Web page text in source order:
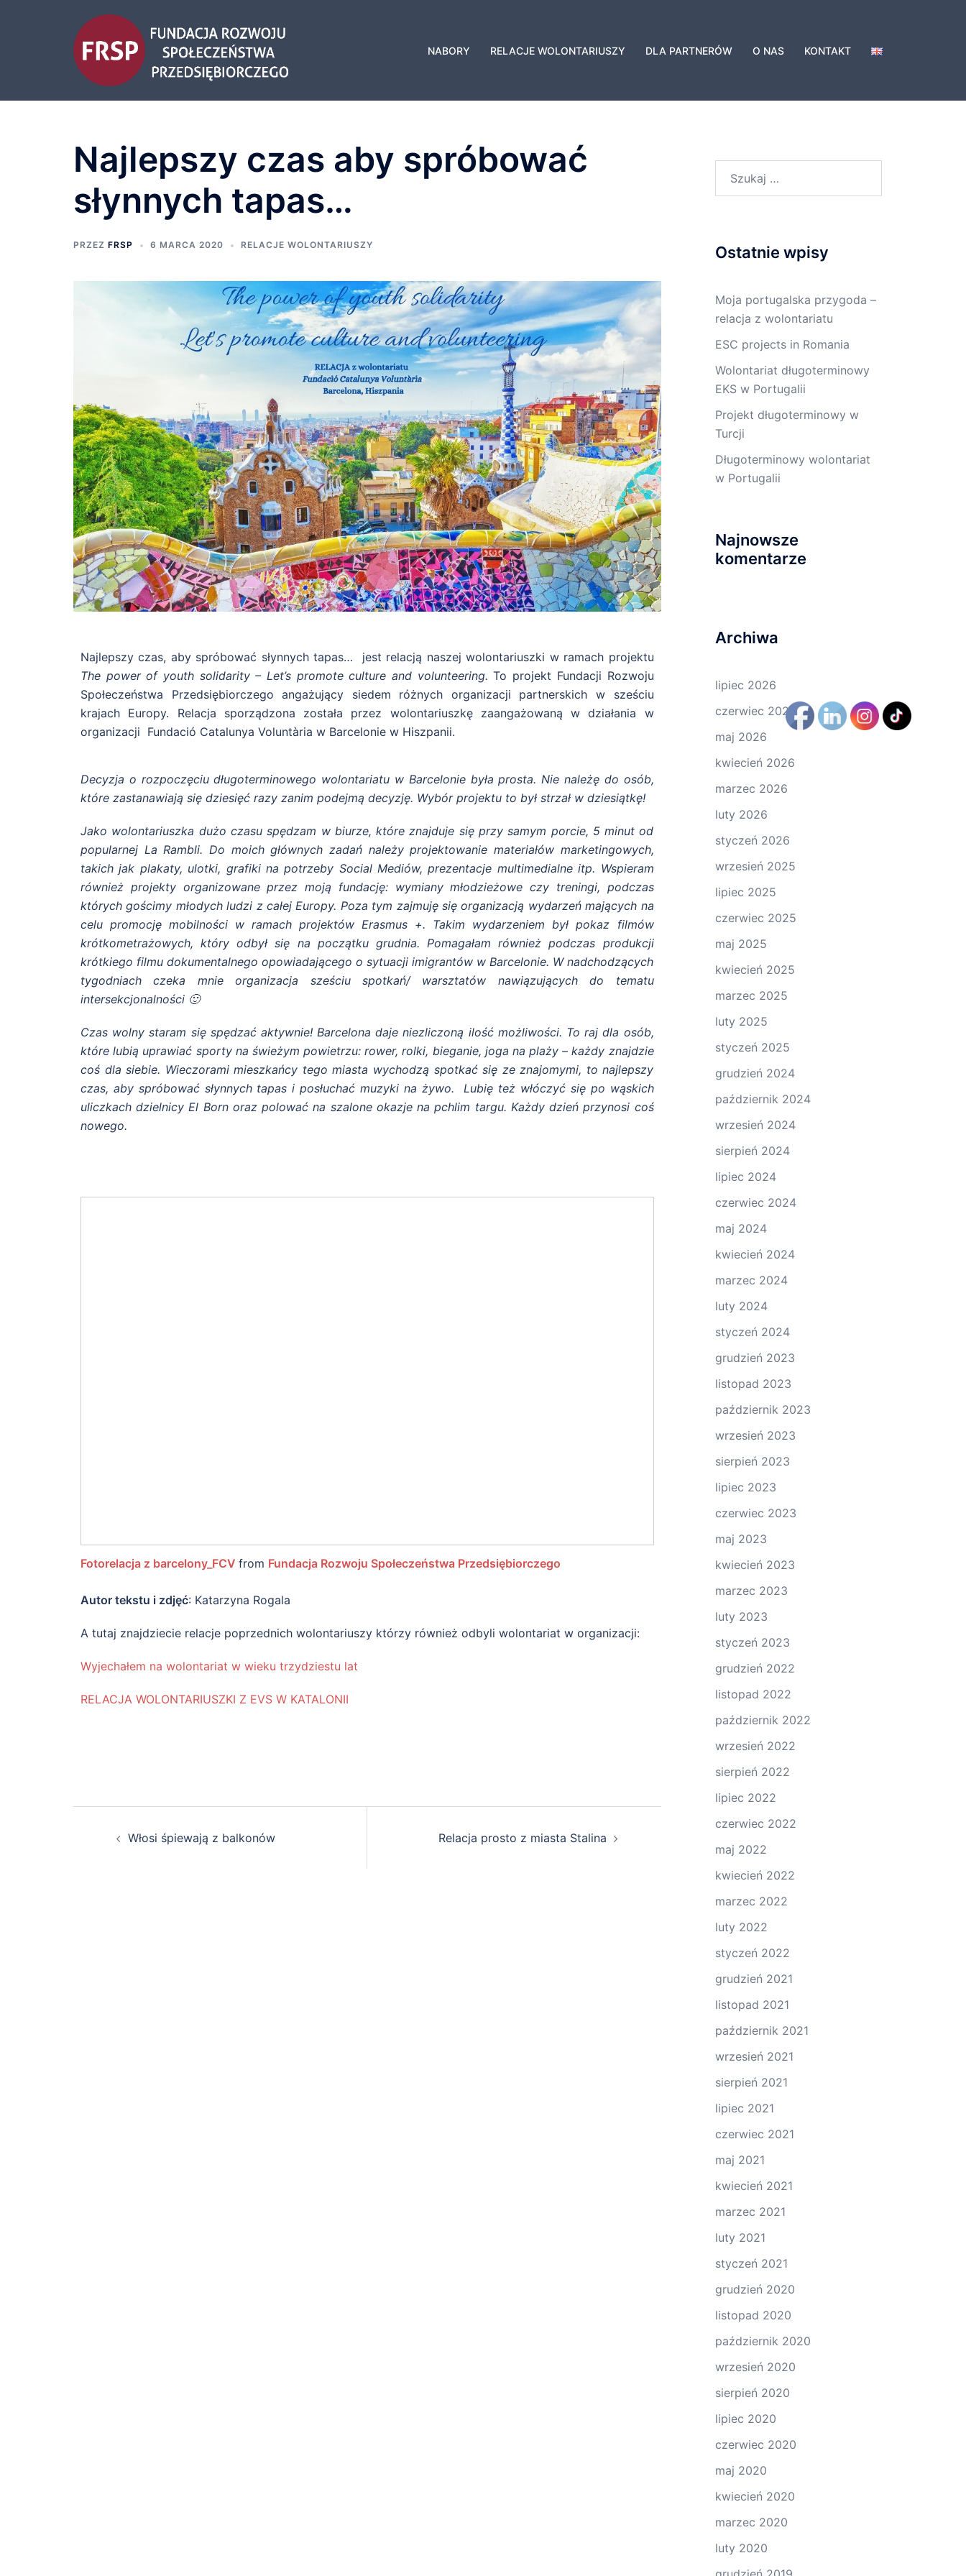
NABORY RELACJE WOLONTARIUSZY DLA PARTNERÓW O NAS KONTAKT
Najlepszy czas aby spróbować
słynnych tapas…
PRZEZ FRSP 6 MARCA 2020 RELACJE WOLONTARIUSZY
Najlepszy czas, aby spróbować słynnych tapas… jest relacją naszej wolontariuszki w ramach projektu
The power of youth solidarity – Let’s promote culture and volunteering. To projekt Fundacji Rozwoju
Społeczeństwa Przedsiębiorczego angażujący siedem różnych organizacji partnerskich w sześciu
krajach Europy. Relacja sporządzona została przez wolontariuszkę zaangażowaną w działania w
organizacji Fundació Catalunya Voluntària w Barcelonie w Hiszpanii.
Decyzja o rozpoczęciu długoterminowego wolontariatu w Barcelonie była prosta. Nie należę do osób,
które zastanawiają się dziesięć razy zanim podejmą decyzję. Wybór projektu to był strzał w dziesiątkę!
Jako wolontariuszka dużo czasu spędzam w biurze, które znajduje się przy samym porcie, 5 minut od
popularnej La Rambli. Do moich głównych zadań należy projektowanie materiałów marketingowych,
takich jak plakaty, ulotki, grafiki na potrzeby Social Mediów, prezentacje multimedialne itp. Wspieram
również projekty organizowane przez moją fundację: wymiany młodzieżowe czy treningi, podczas
których gościmy młodych ludzi z całej Europy. Poza tym zajmuję się organizacją wydarzeń mających na
celu promocję mobilności w ramach projektów Erasmus +. Takim wydarzeniem był pokaz filmów
krótkometrażowych, który odbył się na początku grudnia. Pomagałam również podczas produkcji
krótkiego filmu dokumentalnego opowiadającego o sytuacji imigrantów w Barcelonie. W nadchodzących
tygodniach czeka mnie organizacja sześciu spotkań/ warsztatów nawiązujących do tematu
intersekcjonalności 🙂
Czas wolny staram się spędzać aktywnie! Barcelona daje niezliczoną ilość możliwości. To raj dla osób,
które lubią uprawiać sporty na świeżym powietrzu: rower, rolki, bieganie, joga na plaży – każdy znajdzie
coś dla siebie. Wieczorami mieszkańcy tego miasta wychodzą spotkać się ze znajomymi, to najlepszy
czas, aby spróbować słynnych tapas i posłuchać muzyki na żywo. Lubię też włóczyć się po wąskich
uliczkach dzielnicy El Born oraz polować na szalone okazje na pchlim targu. Każdy dzień przynosi coś
nowego.
Fotorelacja z barcelony_FCV from Fundacja Rozwoju Społeczeństwa Przedsiębiorczego
Autor tekstu i zdjęć: Katarzyna Rogala
A tutaj znajdziecie relacje poprzednich wolontariuszy którzy również odbyli wolontariat w organizacji:
Wyjechałem na wolontariat w wieku trzydziestu lat
RELACJA WOLONTARIUSZKI Z EVS W KATALONII
Włosi śpiewają z balkonów Relacja prosto z miasta Stalina
Ostatnie wpisy
Moja portugalska przygoda –
relacja z wolontariatu
ESC projects in Romania
Wolontariat długoterminowy
EKS w Portugalii
Projekt długoterminowy w
Turcji
Długoterminowy wolontariat
w Portugalii
Najnowsze
komentarze
Archiwa
lipiec 2026
czerwiec 2026
maj 2026
kwiecień 2026
marzec 2026
luty 2026
styczeń 2026
wrzesień 2025
lipiec 2025
czerwiec 2025
maj 2025
kwiecień 2025
marzec 2025
luty 2025
styczeń 2025
grudzień 2024
październik 2024
wrzesień 2024
sierpień 2024
lipiec 2024
czerwiec 2024
maj 2024
kwiecień 2024
marzec 2024
luty 2024
styczeń 2024
grudzień 2023
listopad 2023
październik 2023
wrzesień 2023
sierpień 2023
lipiec 2023
czerwiec 2023
maj 2023
kwiecień 2023
marzec 2023
luty 2023
styczeń 2023
grudzień 2022
listopad 2022
październik 2022
wrzesień 2022
sierpień 2022
lipiec 2022
czerwiec 2022
maj 2022
kwiecień 2022
marzec 2022
luty 2022
styczeń 2022
grudzień 2021
listopad 2021
październik 2021
wrzesień 2021
sierpień 2021
lipiec 2021
czerwiec 2021
maj 2021
kwiecień 2021
marzec 2021
luty 2021
styczeń 2021
grudzień 2020
listopad 2020
październik 2020
wrzesień 2020
sierpień 2020
lipiec 2020
czerwiec 2020
maj 2020
kwiecień 2020
marzec 2020
luty 2020